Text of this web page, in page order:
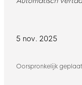
5 nov. 2025
Oorspronkelijk